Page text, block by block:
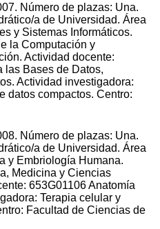
Número de plazas: Una.
a de Universidad. Área
y Sistemas Informáticos.
la Computación y
Actividad docente:
las Bases de Datos,
Actividad investigadora:
datos compactos. Centro:
Número de plazas: Una.
a de Universidad. Área
y Embriología Humana.
Medicina y Ciencias
653G01106 Anatomía
Terapia celular y
Facultad de Ciencias de